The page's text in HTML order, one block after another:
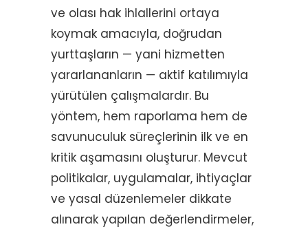
ve olası hak ihlallerini ortaya
koymak amacıyla, doğrudan
yurttaşların — yani hizmetten
yararlananların — aktif katılımıyla
yürütülen çalışmalardır. Bu
yöntem, hem raporlama hem de
savunuculuk süreçlerinin ilk ve en
kritik aşamasını oluşturur. Mevcut
politikalar, uygulamalar, ihtiyaçlar
ve yasal düzenlemeler dikkate
alınarak yapılan değerlendirmeler,